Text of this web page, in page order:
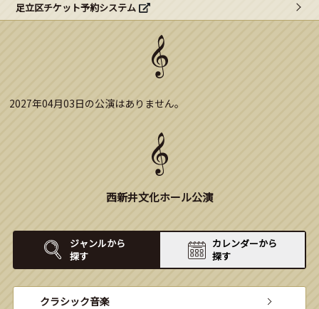
ブランドからのお知らせ
足立区チケット予約システム
2027年04月03日の公演はありません。
西新井文化ホール公演
ジャンルから
探す
カレンダーから
探す
クラシック音楽